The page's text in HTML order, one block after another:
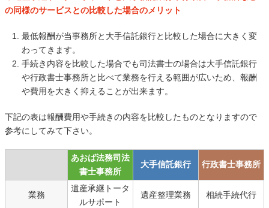
の同様のサービスとの比較した場合のメリット
最低報酬が当事務所と大手信託銀行と比較した場合に大きく変
わってきます。
手続き内容を比較した場合でも司法書士の場合は大手信託銀行
や行政書士事務所と比べて業務を行える範囲が広いため、報酬
や費用を大きく抑えることが出来ます。
下記の表は報酬費用や手続きの内容を比較したものとなりますので
参考にしてみて下さい。
あおば法務司法
書士事務所
大手信託銀行 行政書士事務所
業務
遺産承継トータ
ルサポート
遺産整理業務 相続手続代行